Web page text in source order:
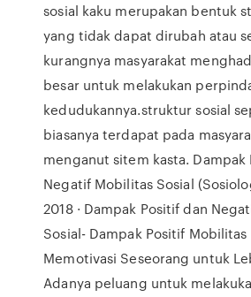
sosial kaku merupakan bentuk
yang tidak dapat dirubah atau
kurangnya masyarakat
besar untuk melakukan
kedudukannya.struktur sosial
biasanya terdapat pada
menganut sitem kasta. Dampak
Negatif Mobilitas Sosial
2018 · Dampak Positif dan
Sosial- Dampak Positif Mobilitas
Memotivasi Seseorang untuk
Adanya peluang untuk